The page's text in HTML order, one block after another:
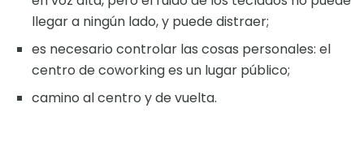
llegar a ningún lado, y puede distraer;
es necesario controlar las cosas personales: el
centro de coworking es un lugar público;
camino al centro y de vuelta.